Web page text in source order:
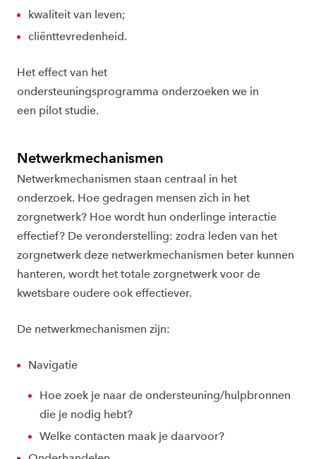
kwaliteit van leven;
cliënttevredenheid.
Het effect van het
ondersteuningsprogramma onderzoeken we in
een pilot studie.
Netwerkmechanismen
Netwerkmechanismen staan centraal in het
onderzoek. Hoe gedragen mensen zich in het
zorgnetwerk? Hoe wordt hun onderlinge interactie
effectief? De veronderstelling: zodra leden van het
zorgnetwerk deze netwerkmechanismen beter kunnen
hanteren, wordt het totale zorgnetwerk voor de
kwetsbare oudere ook effectiever.
De netwerkmechanismen zijn:
Navigatie
Hoe zoek je naar de ondersteuning/hulpbronnen
die je nodig hebt?
Welke contacten maak je daarvoor?